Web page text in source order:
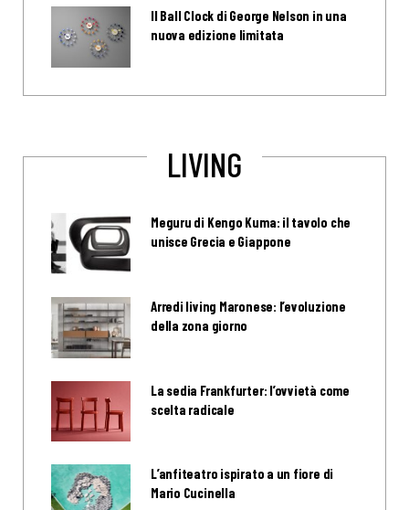
Il Ball Clock di George Nelson in una
nuova edizione limitata
LIVING
Meguru di Kengo Kuma: il tavolo che
unisce Grecia e Giappone
Arredi living Maronese: l’evoluzione
della zona giorno
La sedia Frankfurter: l’ovvietà come
scelta radicale
L’anfiteatro ispirato a un fiore di
Mario Cucinella